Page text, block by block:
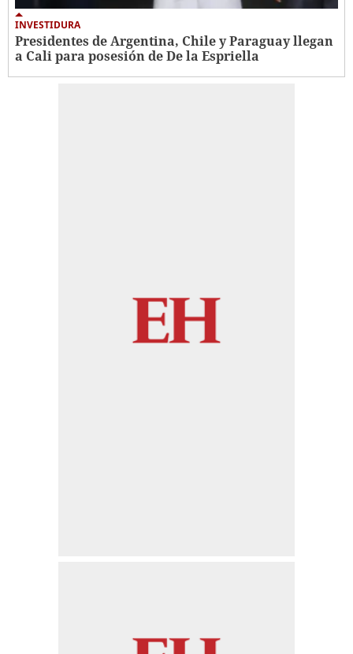
INVESTIDURA
Presidentes de Argentina, Chile y Paraguay llegan
a Cali para posesión de De la Espriella